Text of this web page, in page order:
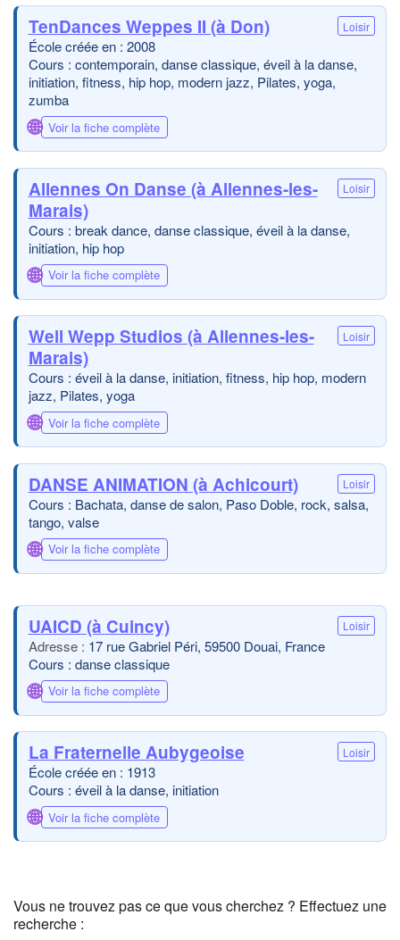
TenDances Weppes II (à Don) Loisir
École créée en : 2008
Cours : contemporain, danse classique, éveil à la danse,
initiation, fitness, hip hop, modern jazz, Pilates, yoga,
zumba
🌐 Voir la fiche complète
Allennes On Danse (à Allennes-les-
Marais)
Loisir
Cours : break dance, danse classique, éveil à la danse,
initiation, hip hop
🌐 Voir la fiche complète
Well Wepp Studios (à Allennes-les-
Marais)
Loisir
Cours : éveil à la danse, initiation, fitness, hip hop, modern
jazz, Pilates, yoga
🌐 Voir la fiche complète
DANSE ANIMATION (à Achicourt) Loisir
Cours : Bachata, danse de salon, Paso Doble, rock, salsa,
tango, valse
🌐 Voir la fiche complète
UAICD (à Cuincy) Loisir
17 rue Gabriel Péri, 59500 Douai, France
Cours : danse classique
🌐 Voir la fiche complète
La Fraternelle Aubygeoise Loisir
École créée en : 1913
Cours : éveil à la danse, initiation
🌐 Voir la fiche complète
Vous ne trouvez pas ce que vous cherchez ? Effectuez une
recherche :